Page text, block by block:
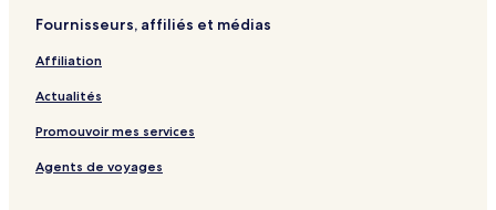
l
p
a
g
e
e
n
:
l
i
e
o
v
a
n
t
l
p
g
Fournisseurs, affiliés et médias
Affiliation
Actualités
Promouvoir mes services
Agents de voyages